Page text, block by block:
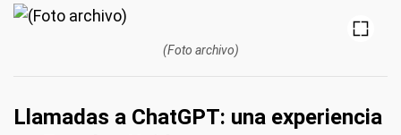
(Foto archivo)
Llamadas a ChatGPT: una experiencia